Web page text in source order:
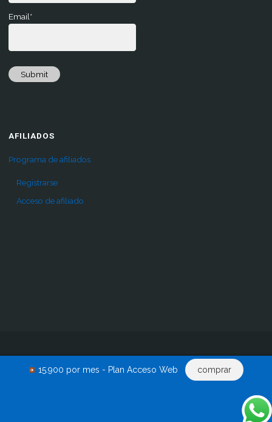
15.900 por mes - Plan Acceso Web comprar
Email*
Submit
AFILIADOS
Programa de afiliados
Registrarse
Acceso de afiliado
Renovar acceso
Descargas